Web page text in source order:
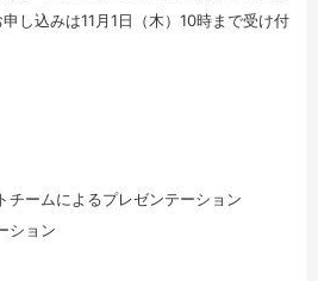
し込みは11月1日（木）10時まで受け付
ームによるプレゼンテーション
ション